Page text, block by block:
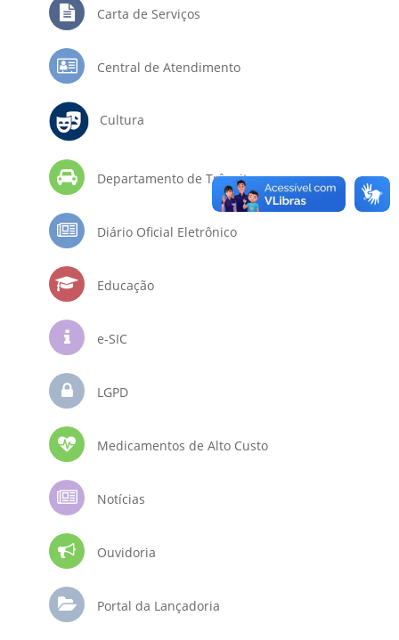
Carta de Serviços
Central de Atendimento
Cultura
Departamento de Trânsito
Diário Oficial Eletrônico
Educação
e-SIC
LGPD
Medicamentos de Alto Custo
Notícias
Ouvidoria
Portal da Lançadoria